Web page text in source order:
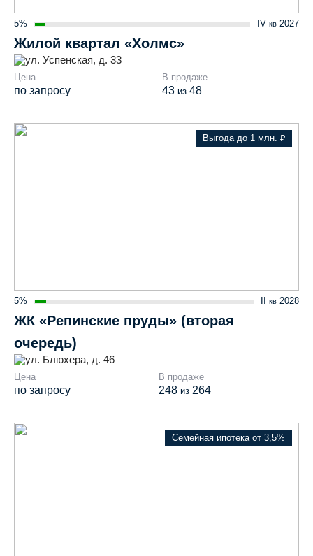
5% IV кв 2027
Жилой квартал «Холмс»
ул. Успенская, д. 33
Цена
по запросу
В продаже
43 из 48
Выгода до 1 млн. ₽
5% II кв 2028
ЖК «Репинские пруды» (вторая
очередь)
ул. Блюхера, д. 46
Цена
по запросу
В продаже
248 из 264
Семейная ипотека от 3,5%